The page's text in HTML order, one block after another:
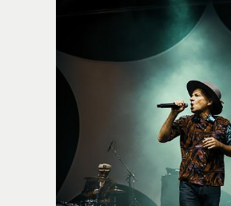
TICKETS
INKLUSION
RÜCKBLICK
FAQ
WERKSTÄTTEN /
KURSE
WERKSTÄTTEN &